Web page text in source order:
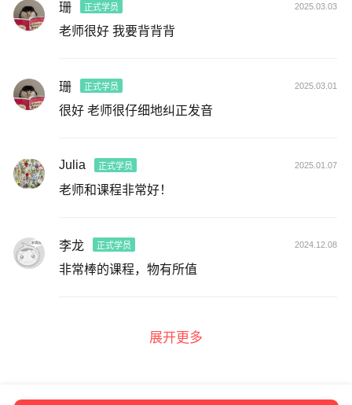
珊 正式学员 2025.03.03
老师很好 我要背背背
珊 正式学员 2025.03.01
很好 老师很仔细地纠正发音
Julia 正式学员 2025.01.07
老师和课程非常好！
李龙 正式学员 2024.12.08
非常棒的课程，物有所值
展开更多